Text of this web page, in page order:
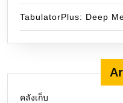
TabulatorPlus: Deep
คลังเก็บ